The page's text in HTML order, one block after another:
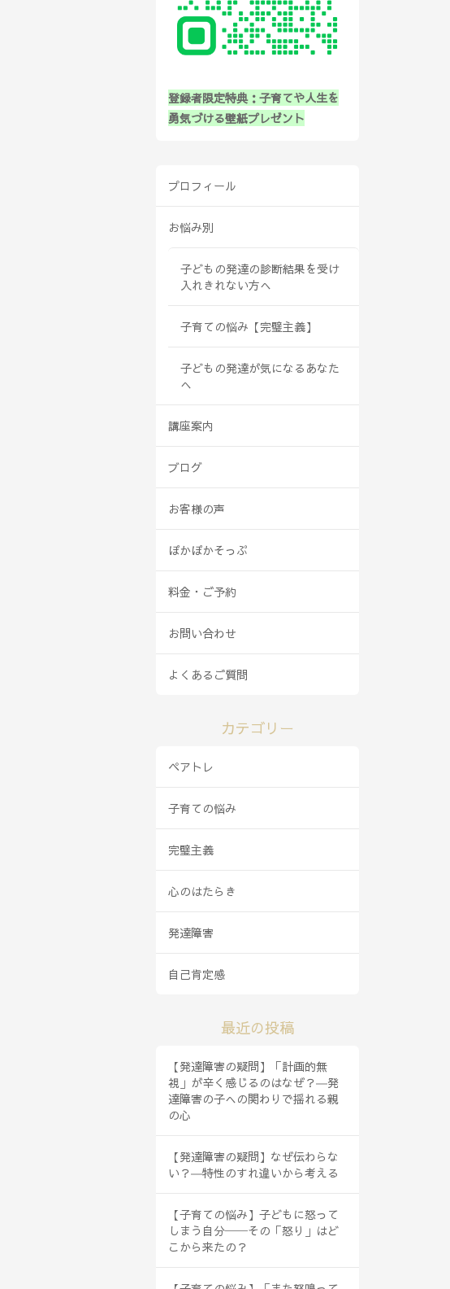
登録者限定特典：子育てや人生を
勇気づける壁紙プレゼント
プロフィール
お悩み別
子どもの発達の診断結果を受け
入れきれない方へ
子育ての悩み【完璧主義】
子どもの発達が気になるあなた
へ
講座案内
ブログ
お客様の声
ぽかぽかそっぷ
料金・ご予約
お問い合わせ
よくあるご質問
カテゴリー
ペアトレ
子育ての悩み
完璧主義
心のはたらき
発達障害
自己肯定感
最近の投稿
【発達障害の疑問】「計画的無
視」が辛く感じるのはなぜ？―発
達障害の子への関わりで揺れる親
の心
【発達障害の疑問】なぜ伝わらな
い？―特性のすれ違いから考える
【子育ての悩み】子どもに怒って
しまう自分──その「怒り」はど
こから来たの？